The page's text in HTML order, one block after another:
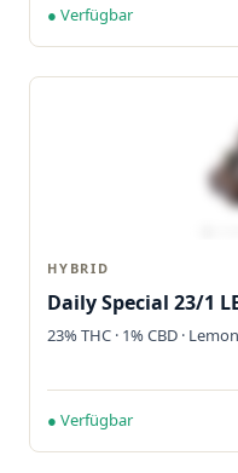
● Verfügbar
HYBRID
Daily Special 23/1
23% THC · 1% CBD ·
● Verfügbar